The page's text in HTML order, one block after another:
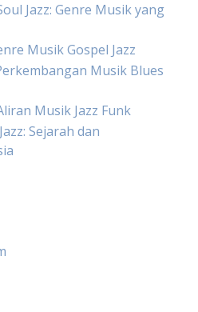
Jazz: Genre Musik yang
Musik Gospel Jazz
Musik Blues
Musik Jazz Funk
Sejarah dan